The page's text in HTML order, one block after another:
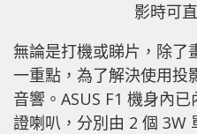
影時可
無論是打機或睇片，除了
一重點，為了解決使用投
音響。ASUS F1 機身內
證喇叭，分別由 2 個 3W